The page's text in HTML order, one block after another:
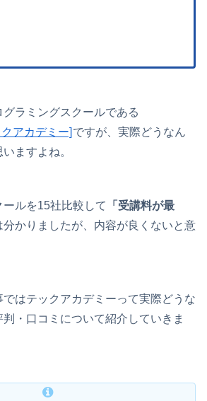
ラミングスクールである
アカデミー] ですが、実際どうなん
ますよね。
ルを15社比較して
「受講料が最
分かりましたが、内容が良くないと意
はテックアカデミーって実際どうな
・口コミについて紹介していきま